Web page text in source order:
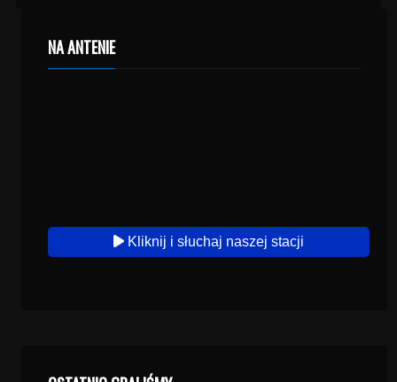
NA ANTENIE
Kliknij i słuchaj naszej stacji